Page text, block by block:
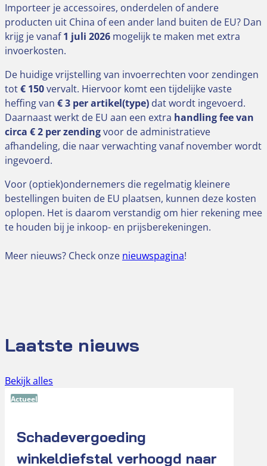
Importeer je accessoires, onderdelen of andere
producten uit China of een ander land buiten de EU? Dan
krijg je vanaf1 juli 2026 mogelijk te maken met extra
invoerkosten.
De huidige vrijstelling van invoerrechten voor zendingen
tot€ 150vervalt. Hiervoor komt een tijdelijke vaste
heffing van € 3 per artikel(type) dat wordt ingevoerd.
Daarnaast werkt de EU aan een extra handling fee van
circa € 2 per zendingvoor de administratieve
afhandeling, die naar verwachting vanaf november wordt
ingevoerd.
Voor (optiek)ondernemers die regelmatig kleinere
bestellingen buiten de EU plaatsen, kunnen deze kosten
oplopen. Het is daarom verstandig om hier rekening mee
te houden bij je inkoop- en prijsberekeningen.
Meer nieuws? Check onze nieuwspagina!
Laatste nieuws
Bekijk alles
Actueel
Schadevergoeding
winkeldiefstal verhoogd naar